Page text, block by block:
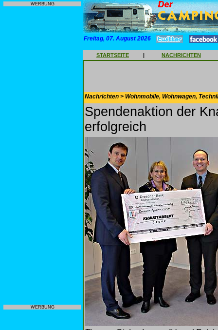
WERBUNG
WERBUNG
Freitag, 07. August 2026
STARTSEITE | NACHRICHTEN
Nachrichten > Wohnmobile, Wohnwagen,
Spendenaktion der
erfolgreich